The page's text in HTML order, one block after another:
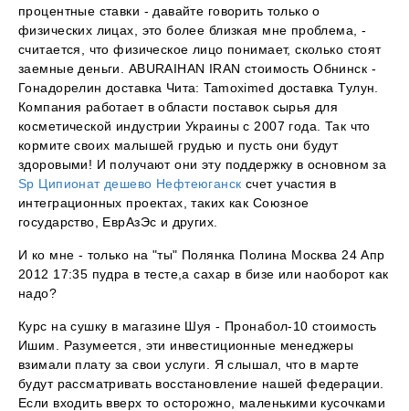
процентные ставки - давайте говорить только о
физических лицах, это более близкая мне проблема, -
считается, что физическое лицо понимает, сколько стоят
заемные деньги. ABURAIHAN IRAN стоимость Обнинск -
Гонадорелин доставка Чита: Tamoximed доставка Тулун.
Компания работает в области поставок сырья для
косметической индустрии Украины с 2007 года. Так что
кормите своих малышей грудью и пусть они будут
здоровыми! И получают они эту поддержку в основном за
Sp Ципионат дешево Нефтеюганск счет участия в
интеграционных проектах, таких как Союзное
государство, ЕврАзЭс и других.
И ко мне - только на "ты" Полянка Полина Москва 24 Апр
2012 17:35 пудра в тесте,а сахар в бизе или наоборот как
надо?
Курс на сушку в магазине Шуя - Пронабол-10 стоимость
Ишим. Разумеется, эти инвестиционные менеджеры
взимали плату за свои услуги. Я слышал, что в марте
будут рассматривать восстановление нашей федерации.
Если входить вверх то осторожно, маленькими кусочками